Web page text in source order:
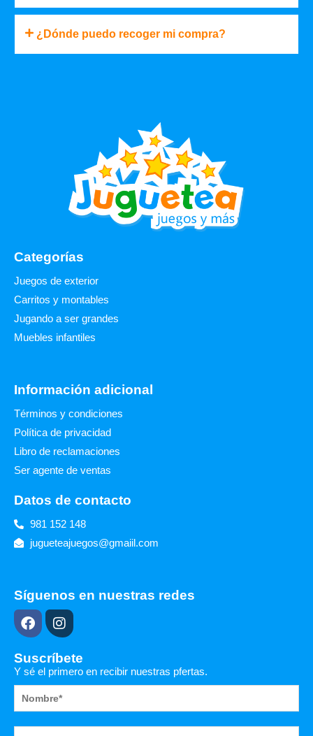
¿Dónde puedo recoger mi compra?
Categorías
Juegos de exterior
Carritos y montables
Jugando a ser grandes
Muebles infantiles
Información adicional
Términos y condiciones
Política de privacidad
Libro de reclamaciones
Ser agente de ventas
Datos de contacto
981 152 148
jugueteajuegos@gmaiil.com
Síguenos en nuestras redes
F
a
c
b
o
o
k
I
n
s
a
g
r
Suscríbete
Y sé el primero en recibir nuestras pfertas.